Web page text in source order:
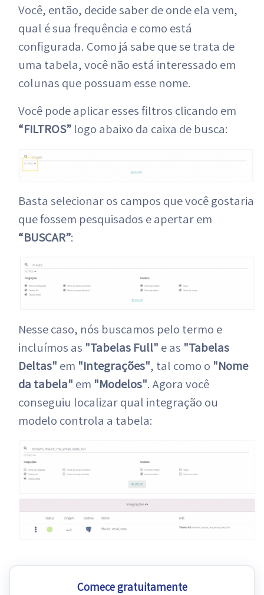
Você, então, decide saber de onde ela vem,
qual é sua frequência e como está
configurada. Como já sabe que se trata de
uma tabela, você não está interessado em
colunas que possuam esse nome.
Você pode aplicar esses filtros clicando em
“FILTROS” logo abaixo da caixa de busca:
Basta selecionar os campos que você gostaria
que fossem pesquisados e apertar em
“BUSCAR”:
Nesse caso, nós buscamos pelo termo e
incluímos as "Tabelas Full" e as "Tabelas
Deltas" em "Integrações", tal como o "Nome
da tabela" em "Modelos". Agora você
conseguiu localizar qual integração ou
modelo controla a tabela:
Comece gratuitamente